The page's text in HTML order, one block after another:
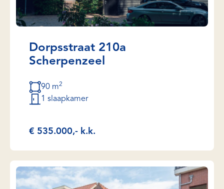
Dorpsstraat 210a
Scherpenzeel
90 m2
1 slaapkamer
€ 535.000,- k.k.